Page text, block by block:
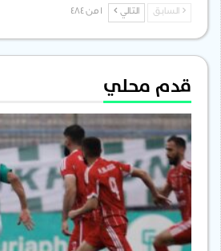
السابق التالي
قدم محلي